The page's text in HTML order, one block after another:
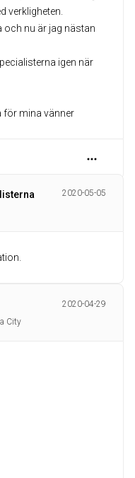
verkligheten.
och nu är jag nästan
igen när
för mina vänner
2020-05-05
2020-04-29
City